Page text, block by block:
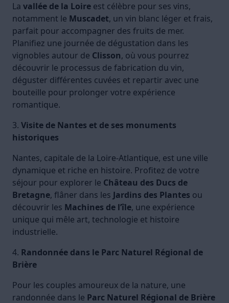
La vallée de la Loire est célèbre pour ses vins,
notamment le Muscadet, un vin blanc léger et frais,
parfait pour accompagner des fruits de mer.
Planifiez une journée de dégustation dans les
vignobles autour de Clisson, où vous pourrez
découvrir le processus de fabrication du vin,
déguster différentes cuvées et repartir avec une
bouteille pour prolonger votre expérience
romantique.
3. Visite de Nantes et de ses monuments
historiques
Nantes, capitale de la Loire-Atlantique, est une ville
dynamique et riche en histoire. Profitez de votre
séjour pour explorer le Château des Ducs de
Bretagne, flâner dans les Jardins des Plantes ou
découvrir les Machines de l’île, une expérience
unique qui mêle art, technologie et histoire
industrielle.
4. Randonnée dans le Parc Naturel Régional de
Brière
Pour les couples amoureux de la nature, une
randonnée dans le Parc Naturel Régional de Brière